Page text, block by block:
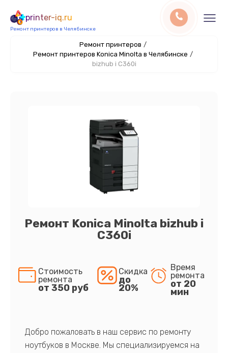
printer-iq.ru
Ремонт принтеров в Челябинске
Ремонт принтеров /
Ремонт принтеров Konica Minolta в Челябинске /
bizhub i C360i
Ремонт Konica Minolta bizhub i
C360i
Стоимость
ремонта
от 350 руб
Скидка
до
20%
Время
ремонта
от 20
мин
Добро пожаловать в наш сервис по ремонту
ноутбуков в Москве. Мы специализируемся на